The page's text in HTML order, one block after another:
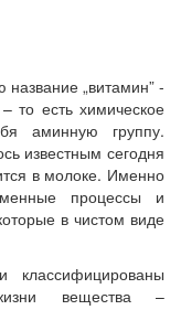
„витамин” -
то есть химическое
аминную группу.
известным сегодня
в молоке. Именно
процессы и
в чистом виде
вещества –